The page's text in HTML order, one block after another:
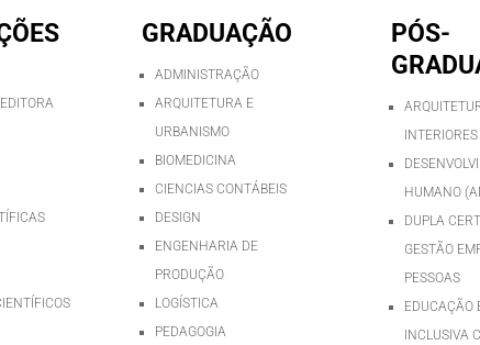
GRADUAÇÃO
ADMINISTRAÇÃO
ARQUITETURA E
URBANISMO
BIOMEDICINA
CIENCIAS CONTÁBEIS
DESIGN
ENGENHARIA DE
PRODUÇÃO
LOGÍSTICA
PEDAGOGIA
PÓS-
INTERIORES
HUMANO
DUPLA
GESTÃO
PESSOAS
EDUCAÇÃO
INCLUSIVA